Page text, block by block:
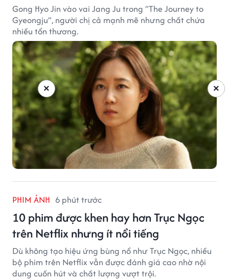
Gong Hyo Jin vào vai Jang Ju trong “The Journey to
Gyeongju”, người chị cả mạnh mẽ nhưng chất chứa
nhiều tổn thương.
PHIM ẢNH 6 phút trước
10 phim được khen hay hơn Trục Ngọc
trên Netflix nhưng ít nổi tiếng
Dù không tạo hiệu ứng bùng nổ như Trục Ngọc, nhiều
bộ phim trên Netflix vẫn được đánh giá cao nhờ nội
dung cuốn hút và chất lượng vượt trội.
×
×